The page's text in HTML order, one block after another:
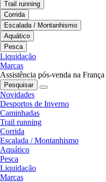
Trail running
Corrida
Escalada / Montanhismo
Aquático
Pesca
Liquidação
Marcas
Assistência pós-venda na França
Pesquisar
Novidades
Desportos de Inverno
Caminhadas
Trail running
Corrida
Escalada / Montanhismo
Aquático
Pesca
Liquidação
Marcas